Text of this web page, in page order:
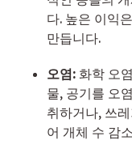
다. 높은 이익
만듭니다.
오염: 화학 오
물, 공기를 오
취하거나, 쓰
어 개체 수 감